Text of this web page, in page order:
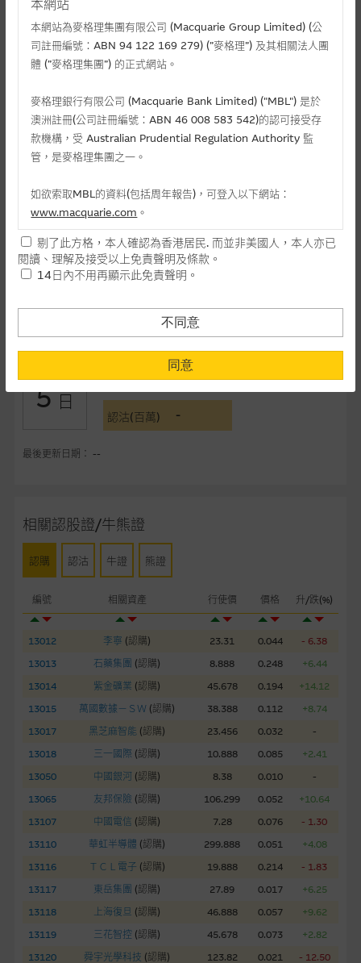
相關文件
相關上市文件
相關資產認股證資金流 (+)資金流入 (-)資金流出
1 認購(百萬) -
認沽(百萬) -
5 日
-
認沽(百萬) -
最後更新日期： --
相關認股證/牛熊證
認購 認沽 牛證 熊證
編號 相關資產 行使價 價格 升/跌(%)
13012 李寧 (認購) 23.31 0.044
- 6.38
13013
石藥集團 (認購) 8.888 0.248
+6.44
13014
紫金礦業 (認購) 45.678 0.194
+14.12
13015
萬國數據－ＳＷ (認購) 38.388 0.112
+8.74
13017
黑芝麻智能 (認購) 23.456 0.032
-
13018
三一國際 (認購) 10.888 0.085
+2.41
13050
中國銀河 (認購) 8.38 0.010
-
13065
友邦保險 (認購) 106.299 0.052
+10.64
13107
中國電信 (認購) 7.28 0.076
- 1.30
13110
華虹半導體 (認購) 299.888 0.051
+4.08
13116
ＴＣＬ電子 (認購) 19.888 0.214
- 1.83
13117
東岳集團 (認購) 27.89 0.017
+6.25
13118
上海復旦 (認購) 46.888 0.057
+9.62
13119
三花智控 (認購) 45.678 0.073
+2.82
13120
舜宇光學科技 (認購) 123.82 0.021
- 12.50
本網站
本網站為麥格理集團有限公司 (Macquarie Group Limited) (公
司註冊編號：ABN 94 122 169 279) (”麥格理”) 及其相關法人團
體 (”麥格理集團”) 的正式網站。
麥格理銀行有限公司 (Macquarie Bank Limited) ("MBL") 是於
澳洲註冊(公司註冊編號：ABN 46 008 583 542)的認可接受存
款機構，受 Australian Prudential Regulation Authority 監
管，是麥格理集團之一。
如欲索取MBL的資料(包括周年報告)，可登入以下網站：
www.macquarie.com 。
本網站所載資料會隨時更改，而不作另行通知，如閣下欲取麥格
理的資料，可直接聯絡本集團職員。
民使用，並不提供或發售予美國人。本網站內容無意要約或唆使
閣下購買證券、基金單位或其他投資工具(不論在參考條款上或在
其他地方)，但清楚表明上述意圖的個別段落則屬例外。
提供網站內容的基準 – 使用時請考慮個人風險
網站內容來自我們在所示日期時認為可靠之來源，且均以真誠提
供。惟麥格理集團並無核實所有網站內容，故就閣下的目的而
言，網站內容可能未必完整或準確。麥格理集團不會，亦沒有義
任何指示價格報價、公開資料或分析是基於我們相信的假設及參
數而預備的，不構成我們提出的意見。所用假設及參數並非唯一
為準確、完整或合理。我們不作陳述，亦不保證任何所示的指示
表現或回報將來會實現。過去業績並不保證將來表現。網站內容
來自我們在所示日期時認為可靠之來源，且均以真誠提供，然
而，麥格理集團不作陳述，亦不保證網站內容在任何用途上均完
及合時性負上責任，除非這是有關適用的的法律及/或法規所規
定。
網站內容不構成要約及徵求要約，或作為任何合約的根據，以購
買或銷售任何證券、貸款或其他工具。網站內容由麥格理集團所
品的過去業績並不保證或預測將來表現。
在法律最大許可的情況下，麥格理集團及其任何相關公司或其董
事、高層職員、僱員或代理人不作陳述，亦不保證網站內容，或
整、合時及準確，對任何因任何形式(包括疏忽)由於網站內容的
錯誤、失實、遺漏、或任何人士對網站內容的依賴而導致的損失
或損毀，亦一概不會承擔責任或債務。
剔了此方格，本人確認為香港居民. 而並非美國人，本人亦已
閱讀、理解及接受以上免責聲明及條款。
14日內不用再顯示此免責聲明。
不同意
同意